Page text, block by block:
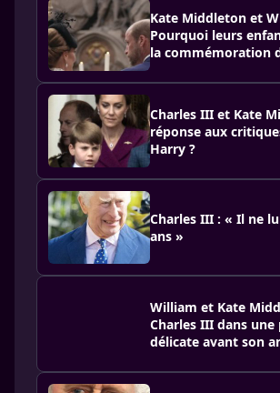
Kate Middleton et
Pourquoi leurs
la commémoration
Charles III et Kate
réponse aux
Harry ?
Charles III : « Il ne
ans »
William et Kate
Charles III dans
délicate avant son